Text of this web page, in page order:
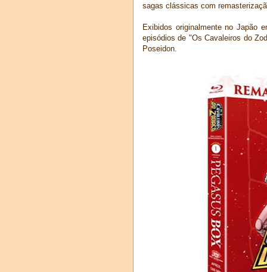
sagas clássicas com
Exibidos originalmente no Japão
episódios de "Os Cavaleiros do
Poseidon.